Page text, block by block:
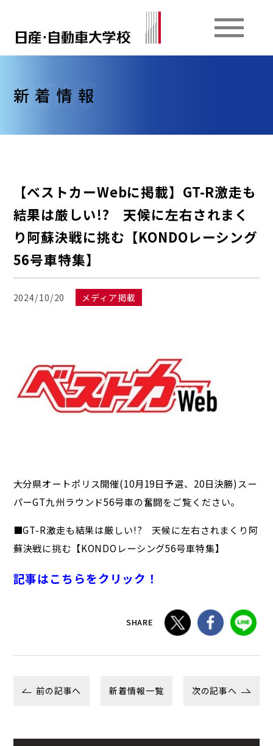
新着情報
【ベストカーWebに掲載】GT-R激走も
結果は厳しい!? 天候に左右されまく
り阿蘇決戦に挑む【KONDOレーシング
56号車特集】
2024/10/20 メディア掲載
大分県オートポリス開催(10月19日予選、20日決勝)スー
パーGT九州ラウンド56号車の奮闘をご覧ください。
■GT-R激走も結果は厳しい!? 天候に左右されまくり阿
蘇決戦に挑む【KONDOレーシング56号車特集】
記事はこちらをクリック！
SHARE
前の記事へ 新着情報一覧 次の記事へ